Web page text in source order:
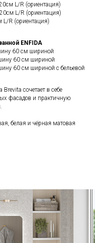
L/R (ориентация)
L/R (ориентация)
R (ориентация)
ENFIDA
60 см шириной
60 см шириной
60 см шириной c бельевой
сочетает в себе
фасадов и практичную
белая и чёрная матовая